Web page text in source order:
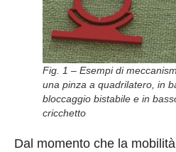
Fig. 1 – Esempi di
una pinza a quadrilatero, in
bloccaggio bistabile e in
cricchetto
Dal momento che la